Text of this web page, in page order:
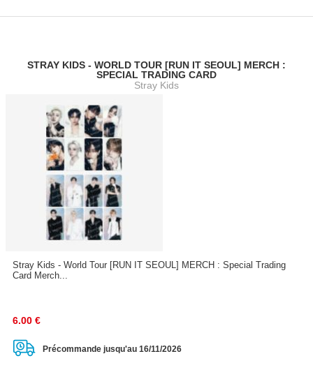
STRAY KIDS - WORLD TOUR [RUN IT SEOUL] MERCH :
SPECIAL TRADING CARD
Stray Kids
Stray Kids - World Tour [RUN IT SEOUL] MERCH : Special Trading
Card Merch...
6.00 €
Précommande jusqu'au 16/11/2026